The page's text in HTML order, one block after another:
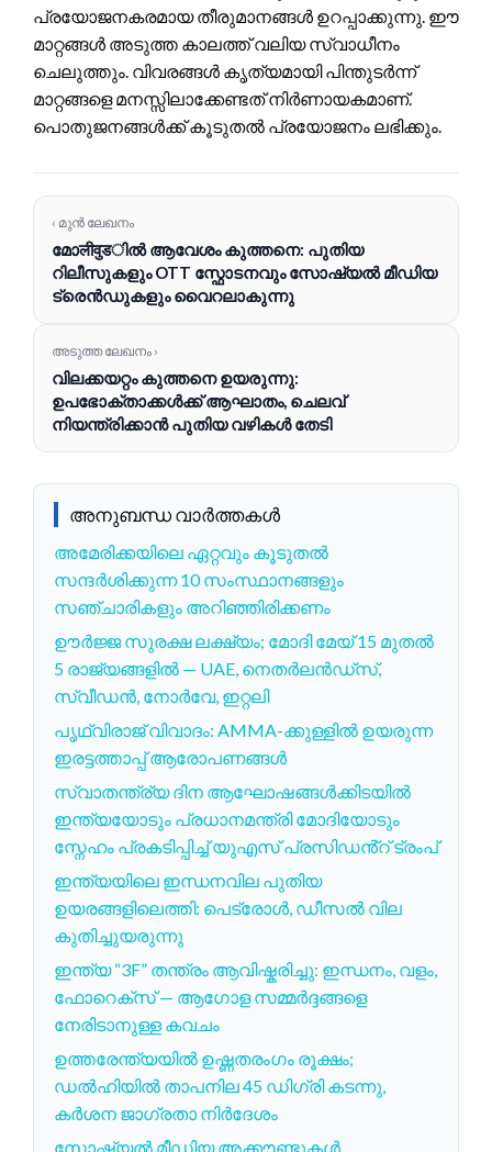
പ്രയോജനകരമായ തീരുമാനങ്ങൾ ഉറപ്പാക്കുന്നു. ഈ
മാറ്റങ്ങൾ അടുത്ത കാലത്ത് വലിയ സ്വാധീനം
ചെലുത്തും. വിവരങ്ങൾ കൃത്യമായി പിന്തുടർന്ന്
മാറ്റങ്ങളെ മനസ്സിലാക്കേണ്ടത് നിർണായകമാണ്.
പൊതുജനങ്ങൾക്ക് കൂടുതൽ പ്രയോജനം ലഭിക്കും.
‹ മുൻ ലേഖനം
മോलीवुडിൽ ആവേശം കുത്തനെ: പുതിയ
റിലീസുകളും OTT സ്ഫോടനവും സോഷ്യൽ മീഡിയ
ട്രെൻഡുകളും വൈറലാകുന്നു
അടുത്ത ലേഖനം ›
വിലക്കയറ്റം കുത്തനെ ഉയരുന്നു:
ഉപഭോക്താക്കൾക്ക് ആഘാതം, ചെലവ്
നിയന്ത്രിക്കാൻ പുതിയ വഴികൾ തേടി
അനുബന്ധ വാർത്തകൾ
അമേരിക്കയിലെ ഏറ്റവും കൂടുതൽ
സന്ദർശിക്കുന്ന 10 സംസ്ഥാനങ്ങളും
സഞ്ചാരികളും അറിഞ്ഞിരിക്കണം
ഊർജ്ജ സുരക്ഷ ലക്ഷ്യം; മോദി മേയ് 15 മുതൽ
5 രാജ്യങ്ങളിൽ — UAE, നെതർലൻഡ്സ്,
സ്വീഡൻ, നോർവേ, ഇറ്റലി
പൃഥ്വിരാജ് വിവാദം: AMMA-ക്കുള്ളിൽ ഉയരുന്ന
ഇരട്ടത്താപ്പ് ആരോപണങ്ങൾ
സ്വാതന്ത്ര്യ ദിന ആഘോഷങ്ങൾക്കിടയിൽ
ഇന്ത്യയോടും പ്രധാനമന്ത്രി മോദിയോടും
സ്നേഹം പ്രകടിപ്പിച്ച് യുഎസ് പ്രസിഡൻ്റ് ട്രംപ്
ഇന്ത്യയിലെ ഇന്ധനവില പുതിയ
ഉയരങ്ങളിലെത്തി: പെട്രോൾ, ഡീസൽ വില
കുതിച്ചുയരുന്നു
ഇന്ത്യ “3F” തന്ത്രം ആവിഷ്കരിച്ചു: ഇന്ധനം, വളം,
ഫോറെക്സ് — ആഗോള സമ്മര്‍ദ്ദങ്ങളെ
നേരിടാനുള്ള കവചം
ഉത്തരേന്ത്യയിൽ ഉഷ്ണതരംഗം രൂക്ഷം;
ഡൽഹിയിൽ താപനില 45 ഡിഗ്രി കടന്നു,
കർശന ജാഗ്രതാ നിർദേശം
സോഷ്യൽ മീഡിയ അക്കൗണ്ടുകൾ